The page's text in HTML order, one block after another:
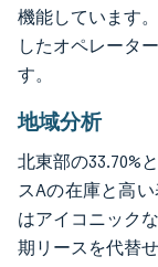
機能しています
したオペレータ
す。
地域分析
北東部の33.70%
スAの在庫と高
はアイコニック
期リースを代替